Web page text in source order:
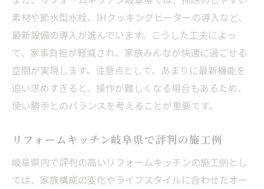
素材や節水型水栓、IHクッキングヒーターの導入など、
最新設備の導入が進んでいます。こうした工夫によっ
て、家事負担が軽減され、家族みんなが快適に過ごせる
空間が実現します。注意点として、あまりに最新機能を
追い求めすぎると、操作が難しくなる場合もあるため、
使い勝手とのバランスを考えることが重要です。
リフォームキッチン岐阜県で評判の施工例
岐阜県内で評判の高いリフォームキッチンの施工例とし
ては、家族構成の変化やライフスタイルに合わせたオー